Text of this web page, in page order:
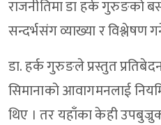
राजनीतिमा डा हर्क गुरुङको
सन्दर्भसंग व्याख्या र विश्लेषण
डा. हर्क गुरुङले प्रस्तुत
सिमानाको आवागमनलाई
थिए । तर यहाँका केही